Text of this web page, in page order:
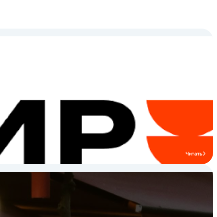
Читать